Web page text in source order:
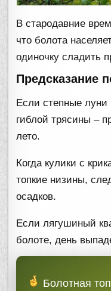
В стародавние
что болота
одиночку сладить
Предсказание
Если степные луни
гиблой трясины –
лето.
Когда кулики с
топкие низины,
осадков.
Если лягушиный
болоте, день
Болотная